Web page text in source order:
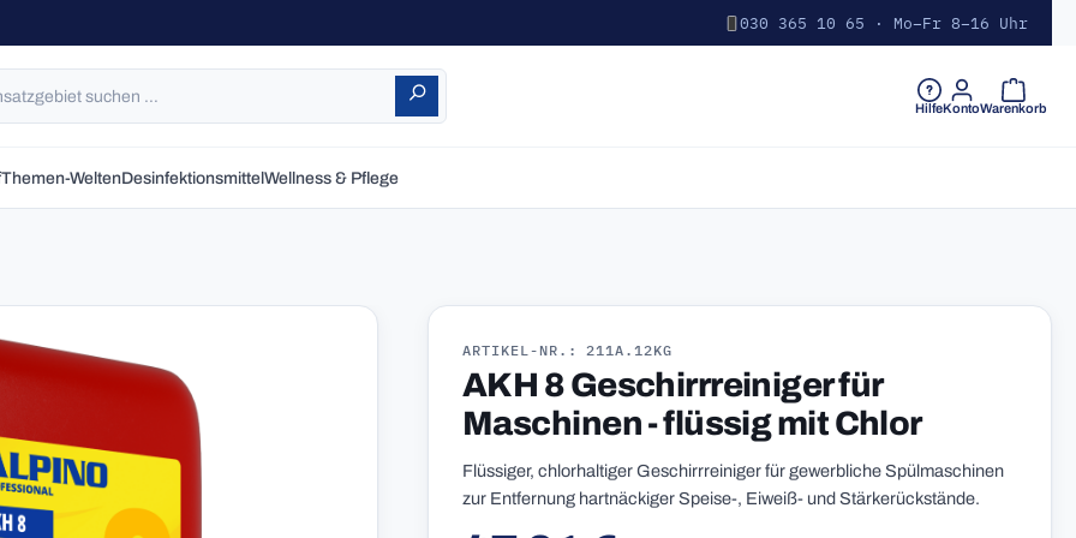
030 365 10 65 · Mo–Fr 8–16 Uhr
HilfeKontoWarenkorb
Themen-WeltenDesinfektionsmittelWellness & Pflege
ARTIKEL-NR.: 211A.12KG
AKH 8 Geschirrreiniger für
Maschinen - flüssig mit Chlor
Flüssiger, chlorhaltiger Geschirrreiniger für gewerbliche Spülmaschinen
zur Entfernung hartnäckiger Speise-, Eiweiß- und Stärkerückstände.